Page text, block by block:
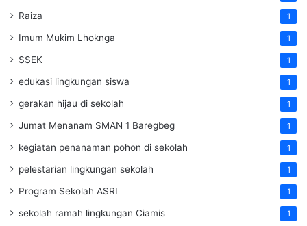
Raiza 1
Imum Mukim Lhoknga 1
SSEK 1
edukasi lingkungan siswa 1
gerakan hijau di sekolah 1
Jumat Menanam SMAN 1 Baregbeg 1
kegiatan penanaman pohon di sekolah 1
pelestarian lingkungan sekolah 1
Program Sekolah ASRI 1
sekolah ramah lingkungan Ciamis 1